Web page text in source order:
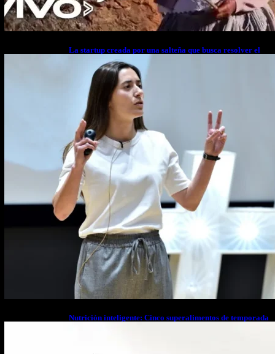
La startup creada por una salteña que busca resolver el
estrés financiero en Latinoamérica
Nutrición inteligente: Cinco superalimentos de temporada